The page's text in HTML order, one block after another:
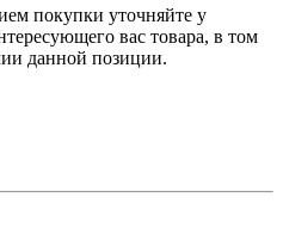
покупки уточняйте у
вас товара, в том
данной позиции.